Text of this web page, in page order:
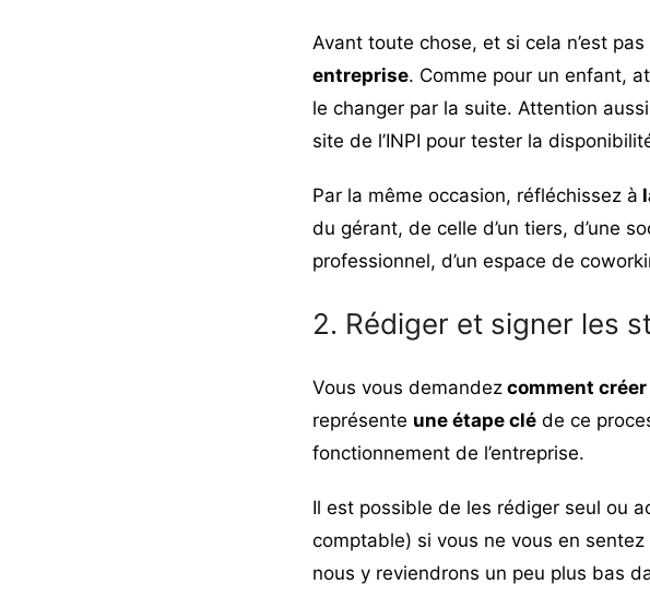
Avant toute chose, et si cela n’est
entreprise. Comme pour un enfant,
le changer par la suite. Attention
site de l’INPI pour tester la
Par la même occasion, réfléchissez à
du gérant, de celle d’un tiers, d’une
professionnel, d’un espace de
2. Rédiger et signer les
Vous vous demandezcomment créer
représente une étape cléde ce
fonctionnement de l’entreprise.
Il est possible de les rédiger seul ou
comptable) si vous ne vous en
nous y reviendrons un peu plus bas